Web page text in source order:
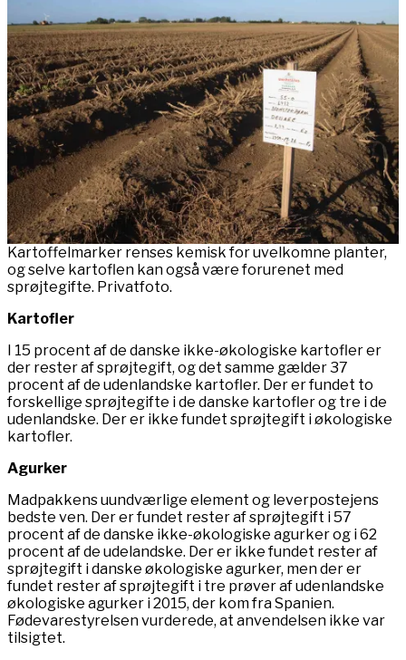
Kartoffelmarker renses kemisk for uvelkomne planter,
og selve kartoflen kan også være forurenet med
sprøjtegifte. Privatfoto.
Kartofler
I 15 procent af de danske ikke-økologiske kartofler er
der rester af sprøjtegift, og det samme gælder 37
procent af de udenlandske kartofler. Der er fundet to
forskellige sprøjtegifte i de danske kartofler og tre i de
udenlandske. Der er ikke fundet sprøjtegift i økologiske
kartofler.
Agurker
Madpakkens uundværlige element og leverpostejens
bedste ven. Der er fundet rester af sprøjtegift i 57
procent af de danske ikke-økologiske agurker og i 62
procent af de udelandske. Der er ikke fundet rester af
sprøjtegift i danske økologiske agurker, men der er
fundet rester af sprøjtegift i tre prøver af udenlandske
økologiske agurker i 2015, der kom fra Spanien.
Fødevarestyrelsen vurderede, at anvendelsen ikke var
tilsigtet.